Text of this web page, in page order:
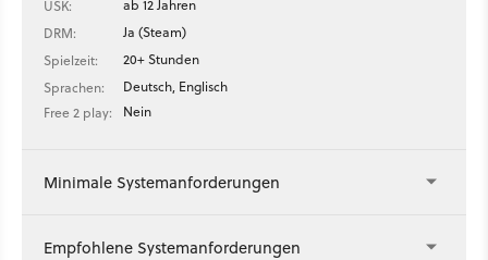
USK:
ab 12 Jahren
DRM:
Ja (Steam)
Spielzeit:
20+ Stunden
Sprachen:
Deutsch, Englisch
Free 2 play:
Nein
Minimale Systemanforderungen
Empfohlene Systemanforderungen